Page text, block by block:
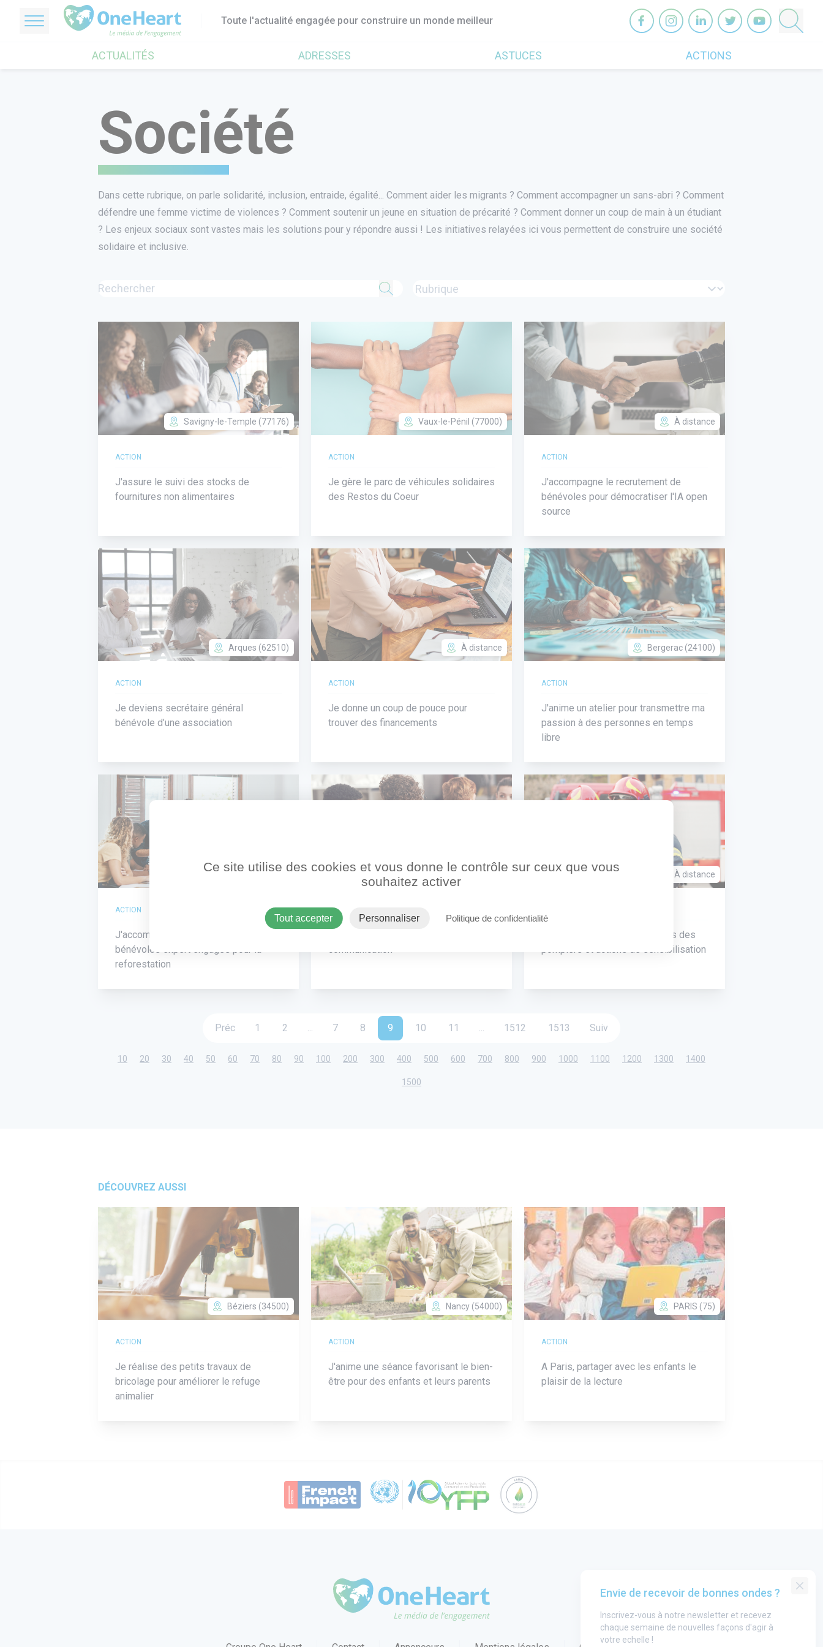
Toute l'actualité engagée pour construire un monde meilleur
ACTUALITÉS ADRESSES ASTUCES ACTIONS
Société
Dans cette rubrique, on parle solidarité, inclusion, entraide, égalité... Comment aider les migrants ? Comment accompagner un sans-abri ? Comment
défendre une femme victime de violences ? Comment soutenir un jeune en situation de précarité ? Comment donner un coup de main à un étudiant
? Les enjeux sociaux sont vastes mais les solutions pour y répondre aussi ! Les initiatives relayées ici vous permettent de construire une société
solidaire et inclusive.
Savigny-le-Temple (77176)
ACTION
J'assure le suivi des stocks de
fournitures non alimentaires
Vaux-le-Pénil (77000)
ACTION
Je gère le parc de véhicules solidaires
des Restos du Coeur
À distance
ACTION
J'accompagne le recrutement de
bénévoles pour démocratiser l'IA open
source
Arques (62510)
ACTION
Je deviens secrétaire général
bénévole d’une association
À distance
ACTION
Je donne un coup de pouce pour
trouver des financements
Bergerac (24100)
ACTION
J'anime un atelier pour transmettre ma
passion à des personnes en temps
libre
À distance
ACTION
J'accompagne le recrutement de
bénévoles expert engagés pour la
reforestation
À distance
ACTION
À distance
Je documente les interventions des
pompiers et actions de sensibilisation
Préc 1 2 7 8 9 10 11 1512 1513 Suiv
10 20 30 40 50 60 70 80 90 100 200 300 400 500 600 700 800 900 1000 1100 1200 1300 1400
1500
DÉCOUVREZ AUSSI
Béziers (34500)
ACTION
Je réalise des petits travaux de
bricolage pour améliorer le refuge
animalier
Nancy (54000)
ACTION
J'anime une séance favorisant le bien-
être pour des enfants et leurs parents
PARIS (75)
ACTION
A Paris, partager avec les enfants le
plaisir de la lecture
Envie de recevoir de bonnes ondes ?
Inscrivez-vous à notre newsletter et recevez
chaque semaine de nouvelles façons d'agir à
votre echelle !
Ce site utilise des cookies et vous donne le contrôle sur ceux que vous
souhaitez activer
Tout accepter Personnaliser Politique de confidentialité